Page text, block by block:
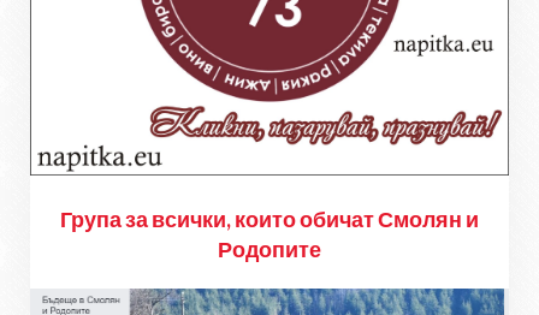
Група за всички, които обичат Смолян и
Родопите